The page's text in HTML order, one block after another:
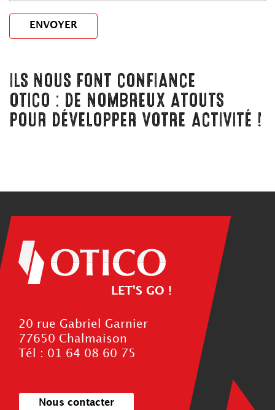
ENVOYER
ILS NOUS FONT CONFIANCE
OTICO : DE NOMBREUX ATOUTS
POUR DÉVELOPPER VOTRE ACTIVITÉ !
LET'S GO !
20 rue Gabriel Garnier
77650 Chalmaison
Tél : 01 64 08 60 75
Nous contacter